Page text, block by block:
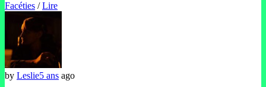
Facéties /Lire
by Leslie5 ans ago